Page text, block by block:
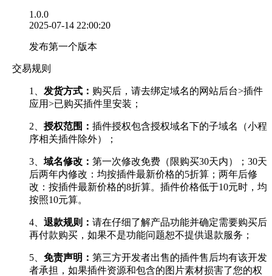
1.0.0
2025-07-14 22:00:20
发布第一个版本
交易规则
1、 发货方式： 购买后，请去绑定域名的网站后台>插件
应用>已购买插件里安装；
2、 授权范围： 插件授权包含授权域名下的子域名（小程
序相关插件除外）；
3、 域名修改： 第一次修改免费（限购买30天内）；30天
后两年内修改：均按插件最新价格的5折算；两年后修
改：按插件最新价格的8折算。插件价格低于10元时，均
按照10元算。
4、 退款规则： 请在仔细了解产品功能并确定需要购买后
再付款购买，如果不是功能问题恕不提供退款服务；
5、 免责声明： 第三方开发者出售的插件售后均有该开发
者承担，如果插件资源和包含的图片素材损害了您的权